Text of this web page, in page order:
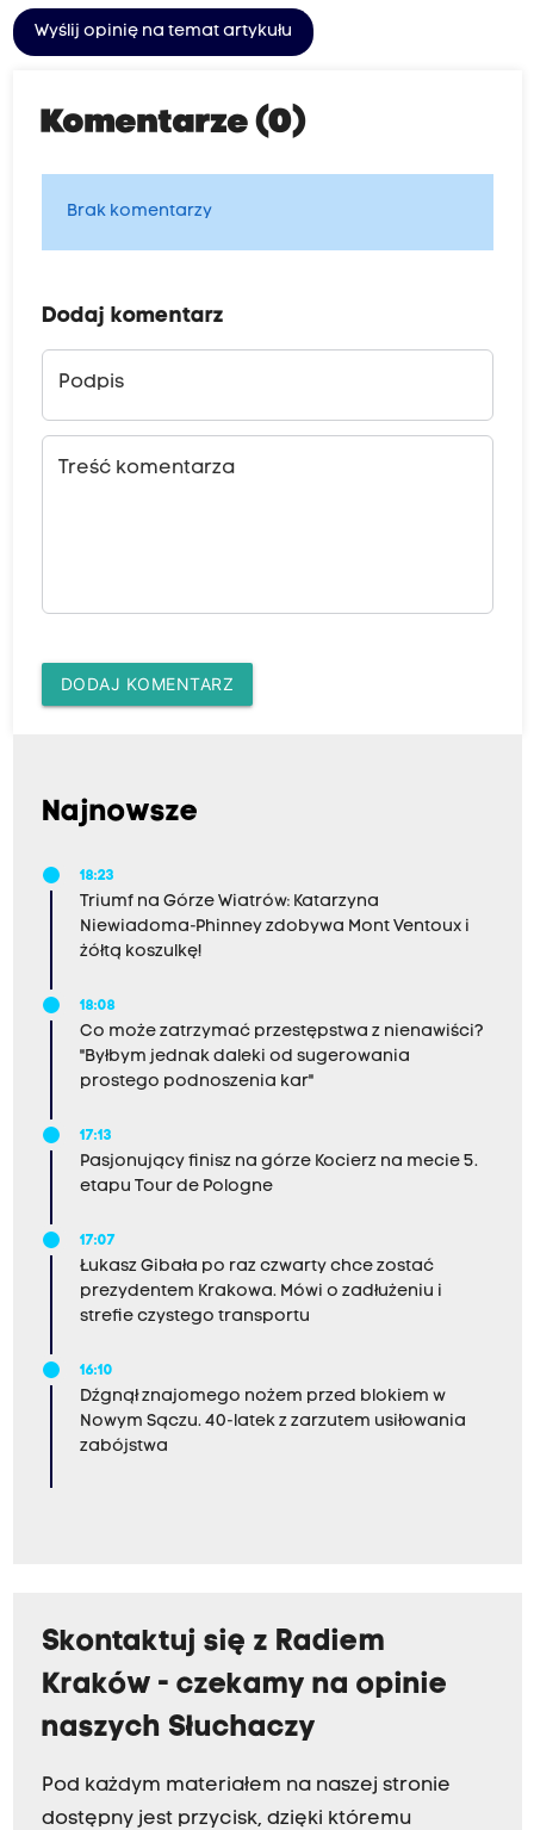
Wyślij opinię na temat artykułu
Komentarze (0)
Brak komentarzy
Dodaj komentarz
Podpis
Treść komentarza
DODAJ KOMENTARZ
Najnowsze
18:23
Triumf na Górze Wiatrów: Katarzyna
Niewiadoma-Phinney zdobywa Mont Ventoux i
żółtą koszulkę!
18:08
Co może zatrzymać przestępstwa z nienawiści?
"Byłbym jednak daleki od sugerowania
prostego podnoszenia kar"
17:13
Pasjonujący finisz na górze Kocierz na mecie 5.
etapu Tour de Pologne
17:07
Łukasz Gibała po raz czwarty chce zostać
prezydentem Krakowa. Mówi o zadłużeniu i
strefie czystego transportu
16:10
Dźgnął znajomego nożem przed blokiem w
Nowym Sączu. 40-latek z zarzutem usiłowania
zabójstwa
Skontaktuj się z Radiem
Kraków - czekamy na opinie
naszych Słuchaczy
Pod każdym materiałem na naszej stronie
dostępny jest przycisk, dzięki któremu